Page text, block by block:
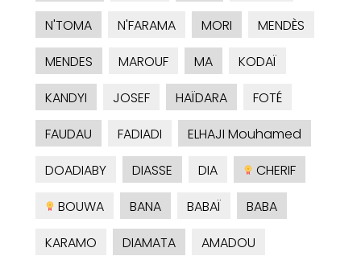
N'TOMA
N'FARAMA MORI
MENDÈS
MENDES
MAROUF MA
KODAÏ
KANDYI
JOSEF HAÏDARA
FOTÉ
FAUDAU
FADIADI
ELHAJI Mouhamed
DOADIABY
DIASSE DIA
CHERIF
BOUWA
BANA BABAÏ
BABA
KARAMO
DIAMATA
AMADOU